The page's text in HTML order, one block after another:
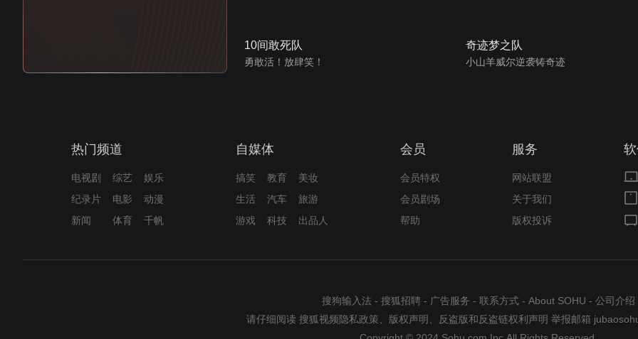
10间敢死队
勇敢活！放肆笑！
奇迹梦之队
小山羊威尔逆袭铸奇迹
热门频道
电视剧 综艺
娱乐
纪录片
电影
动漫
新闻
体育 千帆
自媒体
搞笑 教育
美妆
生活
汽车
旅游
游戏
科技 出品人
会员
会员特权
会员剧场
帮助
服务
网站联盟
关于我们
版权投诉
搜狗输入法 - 搜狐招聘 - 广告服务 - 联系方式 - About SOHU - 公司介绍
请仔细阅读 搜狐视频隐私政策 版权声明 反盗版和反盗链权利声明 举报邮箱